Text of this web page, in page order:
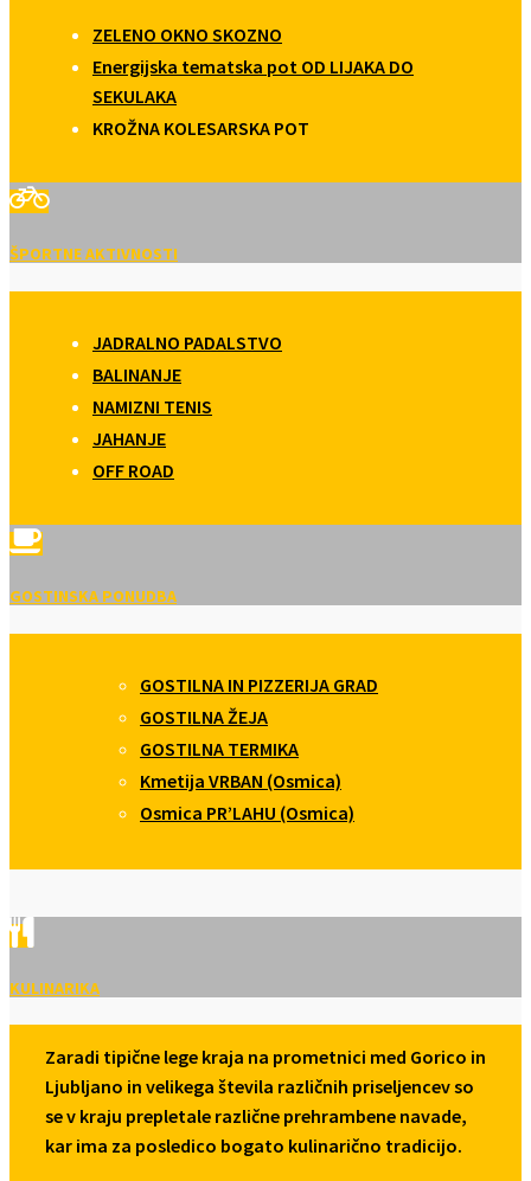
ZELENO OKNO SKOZNO
Energijska tematska pot OD LIJAKA DO
SEKULAKA
KROŽNA KOLESARSKA POT
ŠPORTNE AKTIVNOSTI
JADRALNO PADALSTVO
BALINANJE
NAMIZNI TENIS
JAHANJE
OFF ROAD
GOSTINSKA PONUDBA
GOSTILNA IN PIZZERIJA GRAD
GOSTILNA ŽEJA
GOSTILNA TERMIKA
Kmetija VRBAN (Osmica)
Osmica PR’LAHU (Osmica)
KULINARIKA
Zaradi tipične lege kraja na prometnici med Gorico in
Ljubljano in velikega števila različnih priseljencev so
se v kraju prepletale različne prehrambene navade,
kar ima za posledico bogato kulinarično tradicijo.